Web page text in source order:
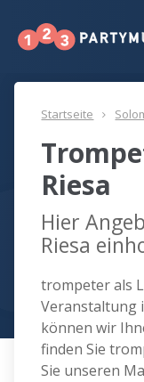
Startseite
Riesa
Hier
Riesa
trompeter als
Veranstaltung
können wir
finden Sie
Sie unseren